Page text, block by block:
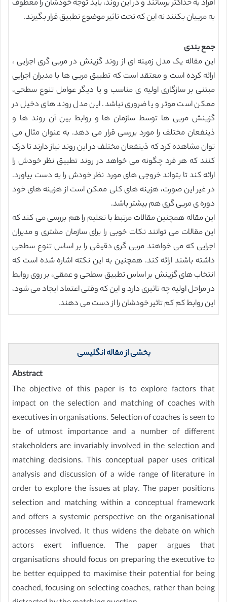
افراد به حداکثر برسانند و در این روند، باید توجه خودشان را معطوف
به مربیان بکنند نه این که تحت تاثیر موضوع تطبیق قرار بگیرند.
جمع بندی
این مقاله یک مدل زمینه ای از روند گزینش در مربی گری اجرایی ،
ارائه کرده است و معتقد است که تطبیق مربی ها با مدیران اجرایی
مبتنی بر سازگاری اولیه ی مناسب و یا دیگر عوامل تنوع سطحی،
ممکن است موثر و یا ضروری نباشد. این مدل روند های دخیل در
گزینش مربی ها توسط سازمان ها و روابط بین آن روند ها و
ذینفعان مختلف را مورد بررسی قرار می دهد. به عنوان مثال می
توان مشاهده کرد که ذینفعان مختلف در این روند نیاز دارند تا درک
کنند که هر فرد چگونه می خواهد در روند تطبیق نظر خودش را
ارائه کند تا بتواند خروجی های مورد نظر خودش را به دست بیاورد.
در غیر این صورت، هزینه های کلی ممکن است از هزینه های خود
دوره ی مربی گری هم بیشتر باشد.
این مقاله همچنین مقالات مرتبط با تعلیم را هم بررسی می کند که
این مقالات می توانند نکات خوبی را برای سازمان مشتری و مدیران
اجرایی که می خواهند مربی گری دقیقی را بر اساس تنوع سطحی
داشته باشند ارائه کند. همچنین به این نکته اشاره شده است که
انتخاب های گزینش بر اساس تطبیق سطحی و عمقی، بر روی روابط
در مراحل اولیه چه تاثیری دارد و این که وقتی اعتماد ایجاد می شود،
این روابط کم کم تاثیر خودشان را از دست می دهند.
بخشی از مقاله انگلیسی
Abstract
The objective of this paper is to explore factors that
impact on the selection and matching of coaches with
executives in organisations. Selection of coaches is seen to
be of utmost importance and a number of different
stakeholders are invariably involved in the selection and
matching decisions. This conceptual paper uses critical
analysis and discussion of a wide range of literature in
order to explore the issues at play. The paper positions
selection and matching within a conceptual framework
and offers a systemic perspective on the organisational
processes involved. It thus widens the debate on which
actors exert influence. The paper argues that
organisations should focus on preparing the executive to
be better equipped to maximise their potential for being
coached, focusing on selecting coaches, rather than being